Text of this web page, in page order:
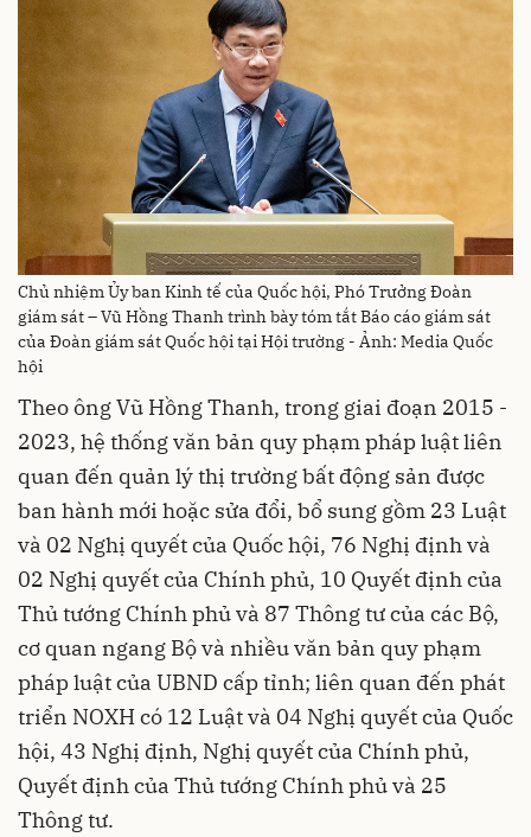
Chủ nhiệm Ủy ban Kinh tế của Quốc hội, Phó Trưởng Đoàn
giám sát – Vũ Hồng Thanh trình bày tóm tắt Báo cáo giám sát
của Đoàn giám sát Quốc hội tại Hội trường - Ảnh: Media Quốc
hội
Theo ông Vũ Hồng Thanh, trong giai đoạn 2015 -
2023, hệ thống văn bản quy phạm pháp luật liên
quan đến quản lý thị trường bất động sản được
ban hành mới hoặc sửa đổi, bổ sung gồm 23 Luật
và 02 Nghị quyết của Quốc hội, 76 Nghị định và
02 Nghị quyết của Chính phủ, 10 Quyết định của
Thủ tướng Chính phủ và 87 Thông tư của các Bộ,
cơ quan ngang Bộ và nhiều văn bản quy phạm
pháp luật của UBND cấp tỉnh; liên quan đến phát
triển NOXH có 12 Luật và 04 Nghị quyết của Quốc
hội, 43 Nghị định, Nghị quyết của Chính phủ,
Quyết định của Thủ tướng Chính phủ và 25
Thông tư.